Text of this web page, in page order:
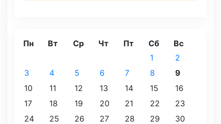
Пн Вт Ср Чт Пт Сб Вс
1
2
3
4 5 6 7 8
9
10
11 12 13 14 15
16
17
18 19 20 21 22
23
24
25 26 27 28 29
30